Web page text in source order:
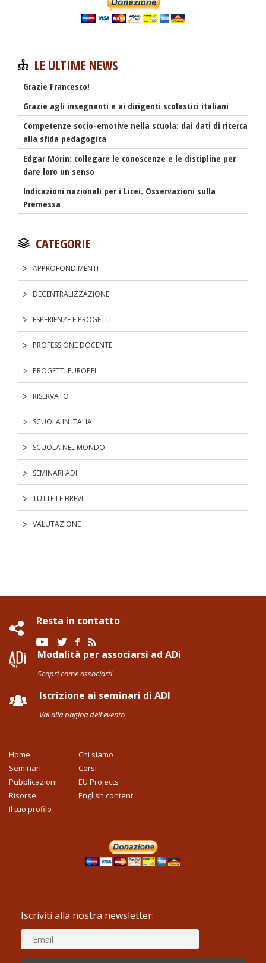
LE ULTIME NEWS
Grazie Francesco!
Grazie agli insegnanti e ai dirigenti scolastici italiani
Competenze socio-emotive nella scuola: dai dati di ricerca
alla sfida pedagogica
Edgar Morin: collegare le conoscenze e le discipline per
dare loro un senso
Indicazioni nazionali per i Licei. Osservazioni sulla
Premessa
CATEGORIE
APPROFONDIMENTI
DECENTRALIZZAZIONE
ESPERIENZE E PROGETTI
PROFESSIONE DOCENTE
PROGETTI EUROPEI
RISERVATO
SCUOLA IN ITALIA
SCUOLA NEL MONDO
SEMINARI ADI
TUTTE LE BREVI
VALUTAZIONE
Resta in contatto
Modalità per associarsi ad ADi
Scopri come associarti
Iscrizione ai seminari di ADI
Vai alla pagina dell'evento
Home
Chi siamo
Seminari
Corsi
Pubblicazioni
EU Projects
Risorse
English content
Il tuo profilo
Iscriviti alla nostra newsletter: